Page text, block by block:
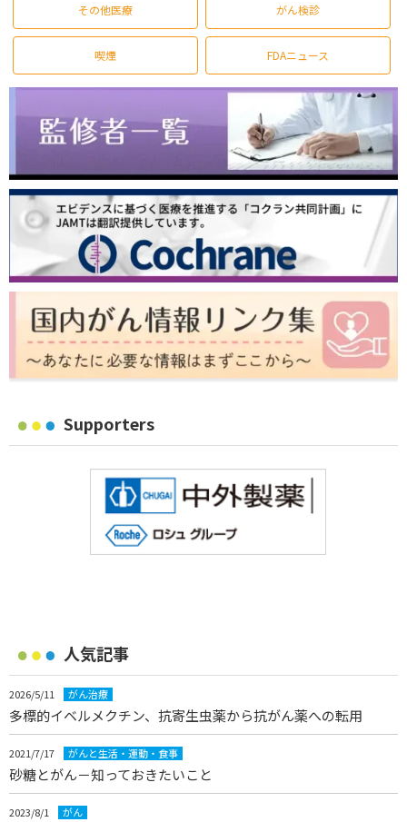
その他医療 がん検診
喫煙 FDAニュース
Supporters
人気記事
2026/5/11 がん治療
多標的イベルメクチン、抗寄生虫薬から抗がん薬への転用
2021/7/17 がんと生活・運動・食事
砂糖とがん－知っておきたいこと
2023/8/1 がん